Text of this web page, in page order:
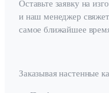
Оставьте заявку на
и наш менеджер
самое ближайшее
Заказывая настенные